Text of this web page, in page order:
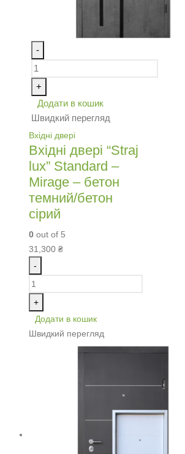
-
+
Додати в кошик
Швидкий перегляд
Вхідні двері
Вхідні двері “Straj
lux” Standard –
Mirage – бетон
темний/бетон
сірий
0 out of 5
31,300 ₴
-
+
Додати в кошик
Швидкий перегляд